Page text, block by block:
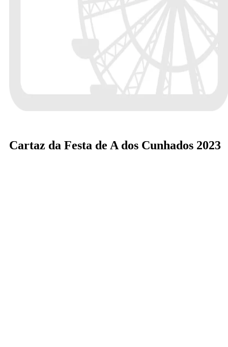
Cartaz da Festa de A dos Cunhados 2023